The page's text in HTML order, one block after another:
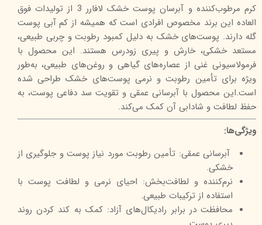
کرم مرطوب‌کننده و آبرسان پوست‌ خشک لافارر 3 از تولیدات فوق
العاده این برند مخصوص افرادی است که همیشه از کم آبی پوست
گله دارند. پوست‌های خشک به دلیل کمبود رطوبت و چربی طبیعی،
مستعد خشکی، خارش و پیری زودرس هستند. این محصول با
فرمولاسیونی غنی از عصاره‌های گیاهی و روغن‌های طبیعی، به‌طور
ویژه برای تأمین رطوبت و نرمی پوست‌های خشک طراحی شده
است.این محصول با آبرسانی عمقی و تقویت سد دفاعی پوست، به
حفظ لطافت و شادابی آن کمک می‌کند.
ویژگی‌ها:
آبرسانی عمقی: تأمین رطوبت مورد نیاز پوست و جلوگیری از
خشکی.
نرم‌کننده و لطافت‌بخش: احیای نرمی و لطافت پوست با
استفاده از ترکیبات طبیعی.
محافظت در برابر رادیکال‌های آزاد: کمک به کند کردن روند